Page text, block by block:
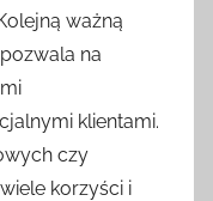
ważną
na
klientami.
czy
korzyści i